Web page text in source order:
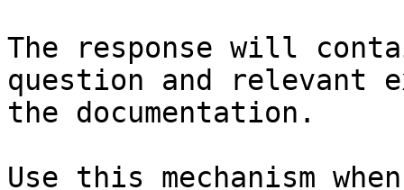
The response will
question and relevant
the documentation.
Use this mechanism